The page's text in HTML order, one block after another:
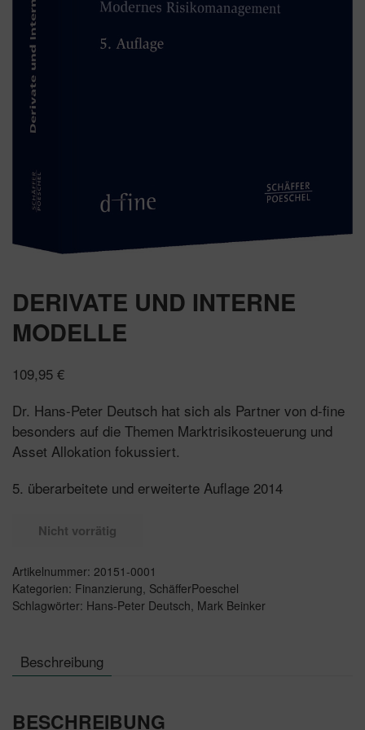
DERIVATE UND INTERNE
MODELLE
109,95 €
Dr. Hans-Peter Deutsch hat sich als Partner von d-fine
besonders auf die Themen Marktrisikosteuerung und
Asset Allokation fokussiert.
5. überarbeitete und erweiterte Auflage 2014
Nicht vorrätig
Artikelnummer: 20151-0001
Kategorien: Finanzierung, SchäfferPoeschel
Schlagwörter: Hans-Peter Deutsch, Mark Beinker
Beschreibung
BESCHREIBUNG